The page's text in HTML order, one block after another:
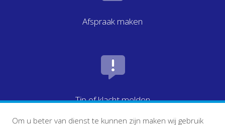
Afspraak maken
Tip of klacht melden
Om u beter van dienst te kunnen zijn maken wij gebruik